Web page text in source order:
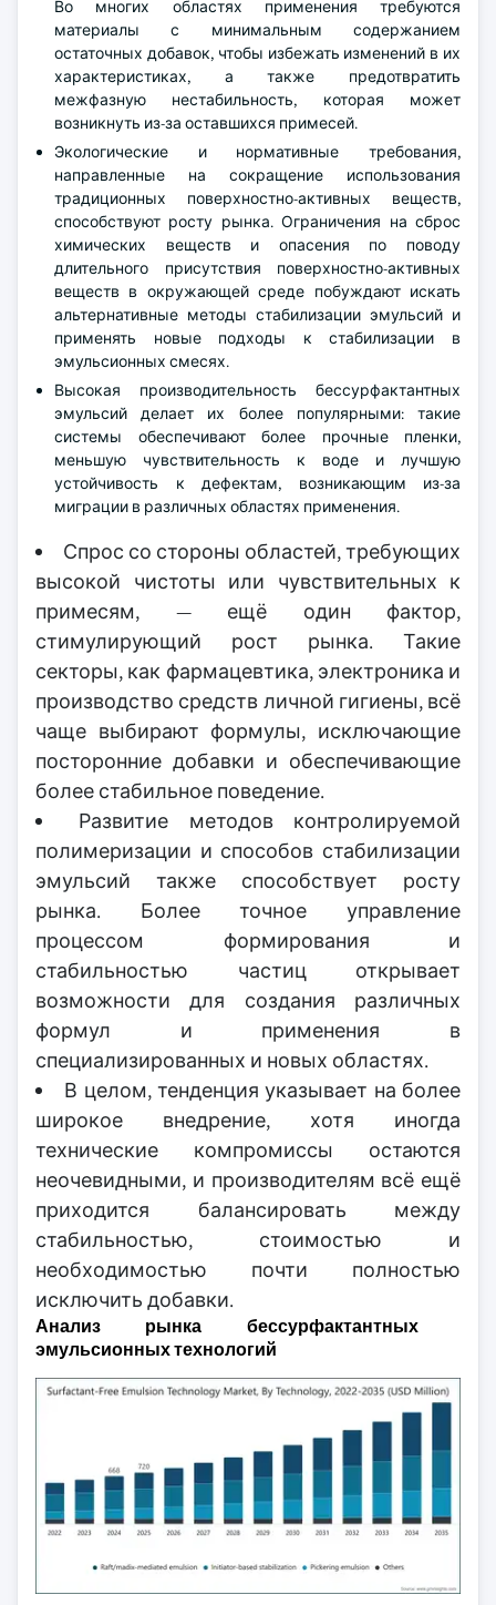
Во многих областях применения требуются
материалы с минимальным содержанием
остаточных добавок, чтобы избежать изменений в их
характеристиках, а также предотвратить
межфазную нестабильность, которая может
возникнуть из-за оставшихся примесей.
Экологические и нормативные требования,
направленные на сокращение использования
традиционных поверхностно-активных веществ,
способствуют росту рынка. Ограничения на сброс
химических веществ и опасения по поводу
длительного присутствия поверхностно-активных
веществ в окружающей среде побуждают искать
альтернативные методы стабилизации эмульсий и
применять новые подходы к стабилизации в
эмульсионных смесях.
Высокая производительность бессурфактантных
эмульсий делает их более популярными: такие
системы обеспечивают более прочные пленки,
меньшую чувствительность к воде и лучшую
устойчивость к дефектам, возникающим из-за
миграции в различных областях применения.
Спрос со стороны областей, требующих
высокой чистоты или чувствительных к
примесям, — ещё один фактор,
стимулирующий рост рынка. Такие
секторы, как фармацевтика, электроника и
производство средств личной гигиены, всё
чаще выбирают формулы, исключающие
посторонние добавки и обеспечивающие
более стабильное поведение.
Развитие методов контролируемой
полимеризации и способов стабилизации
эмульсий также способствует росту
рынка. Более точное управление
процессом формирования и
стабильностью частиц открывает
возможности для создания различных
формул и применения в
специализированных и новых областях.
В целом, тенденция указывает на более
широкое внедрение, хотя иногда
технические компромиссы остаются
неочевидными, и производителям всё ещё
приходится балансировать между
стабильностью, стоимостью и
необходимостью почти полностью
исключить добавки.
Анализ рынка бессурфактантных
эмульсионных технологий